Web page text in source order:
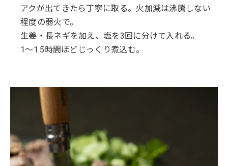
アクが出てきたら丁寧に取る。火加減は沸騰しない
程度の弱火で。
生姜・長ネギを加え、塩を3回に分けて入れる。
1〜1.5時間ほどじっくり煮込む。